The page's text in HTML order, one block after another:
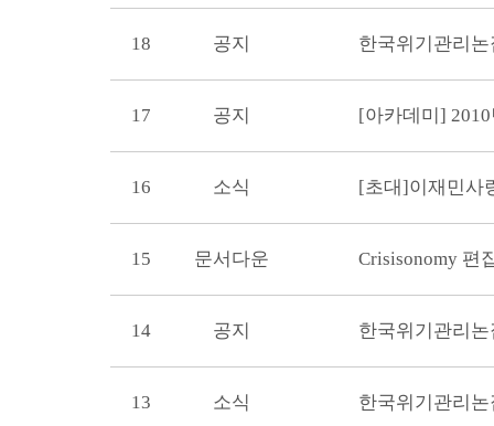
18 공지 한국위기관리
17 공지 [아카데미]
16 소식 [초대]이재민사
15 문서다운 Crisisonomy 편
14 공지 한국위기관리
13 소식 한국위기관리